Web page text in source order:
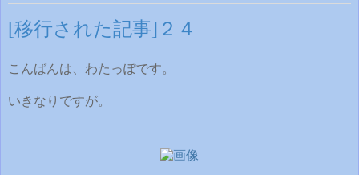
[移行された記事]２４
こんばんは、わたっぽです。
いきなりですが。